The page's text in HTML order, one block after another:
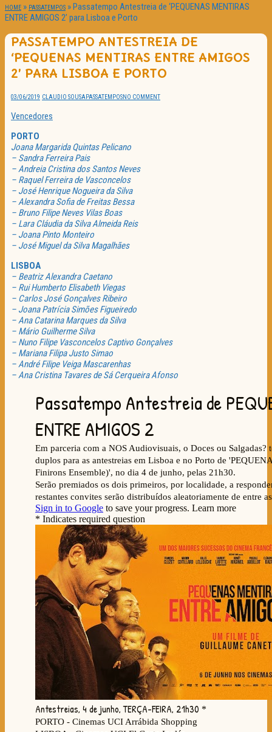
HOME » PASSATEMPOS »Passatempo Antestreia de ‘PEQUENAS MENTIRAS
ENTRE AMIGOS 2’ para Lisboa e Porto
PASSATEMPO ANTESTREIA DE
‘PEQUENAS MENTIRAS ENTRE AMIGOS
2’ PARA LISBOA E PORTO
03/06/2019 CLAUDIO SOUSAPASSATEMPOSNO COMMENT
Vencedores
PORTO
Joana Margarida Quintas Pelicano
– Sandra Ferreira Pais
– Andreia Cristina dos Santos Neves
– Raquel Ferreira de Vasconcelos
– José Henrique Nogueira da Silva
– Alexandra Sofia de Freitas Bessa
– Bruno Filipe Neves Vilas Boas
– Lara Cláudia da Silva Almeida Reis
– Joana Pinto Monteiro
– José Miguel da Silva Magalhães
LISBOA
– Beatriz Alexandra Caetano
– Rui Humberto Elisabeth Viegas
– Carlos José Gonçalves Ribeiro
– Joana Patrícia Simões Figueiredo
– Ana Catarina Marques da Silva
– Mário Guilherme Silva
– Nuno Filipe Vasconcelos Captivo Gonçalves
– Mariana Filipa Justo Simao
– André Filipe Veiga Mascarenhas
– Ana Cristina Tavares de Sá Cerqueira Afonso